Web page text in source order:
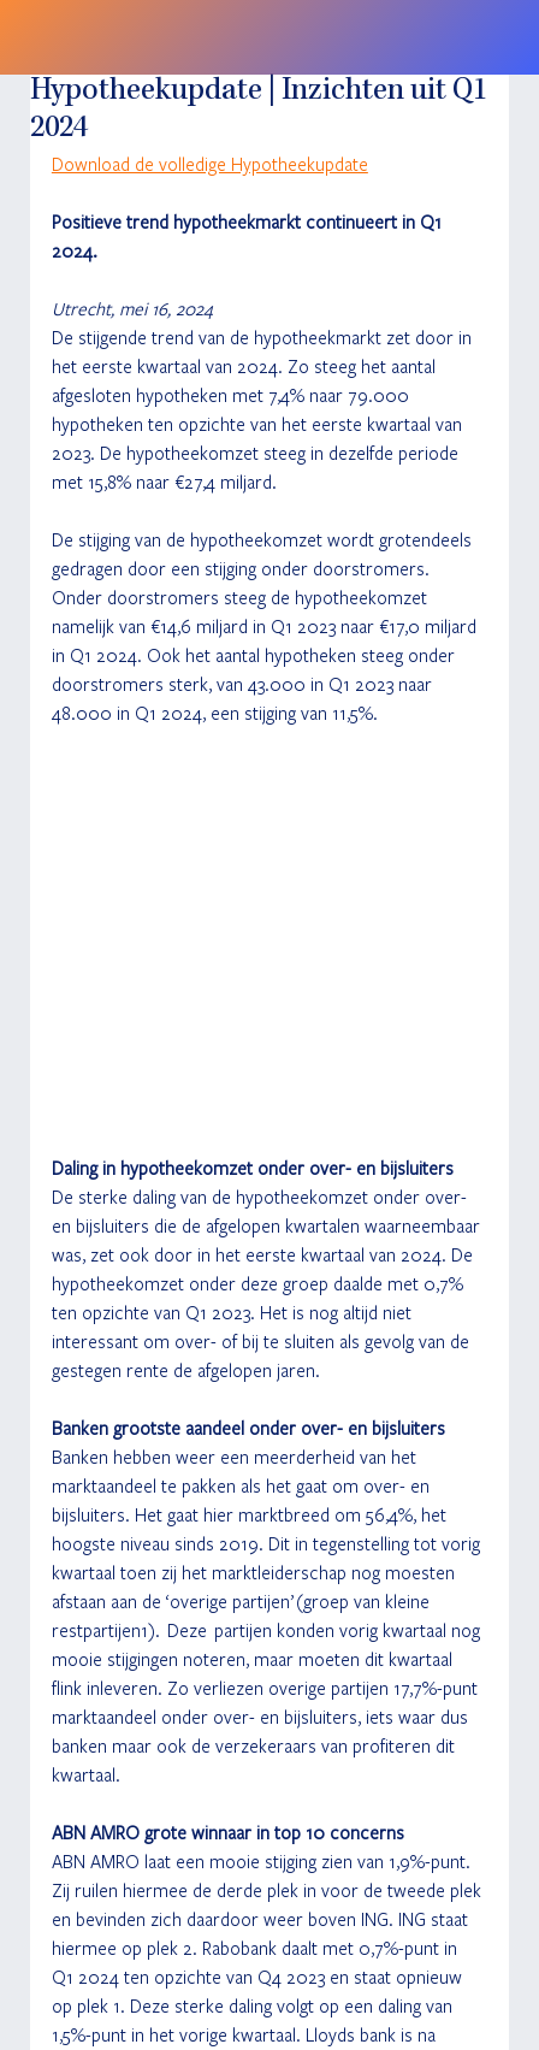
Hypotheekupdate | Inzichten uit Q1
2024
Download de volledige Hypotheekupdate
Positieve trend hypotheekmarkt continueert in Q1
2024.
Utrecht, mei 16, 2024
De stijgende trend van de hypotheekmarkt zet door in
het eerste kwartaal van 2024. Zo steeg het aantal
afgesloten hypotheken met 7,4% naar 79.000
hypotheken ten opzichte van het eerste kwartaal van
2023. De hypotheekomzet steeg in dezelfde periode
met 15,8% naar €27,4 miljard.
De stijging van de hypotheekomzet wordt grotendeels
gedragen door een stijging onder doorstromers.
Onder doorstromers steeg de hypotheekomzet
namelijk van €14,6 miljard in Q1 2023 naar €17,0 miljard
in Q1 2024. Ook het aantal hypotheken steeg onder
doorstromers sterk, van 43.000 in Q1 2023 naar
48.000 in Q1 2024, een stijging van 11,5%.
Daling in hypotheekomzet onder over- en bijsluiters
De sterke daling van de hypotheekomzet onder over-
en bijsluiters die de afgelopen kwartalen waarneembaar
was, zet ook door in het eerste kwartaal van 2024. De
hypotheekomzet onder deze groep daalde met 0,7%
ten opzichte van Q1 2023. Het is nog altijd niet
interessant om over- of bij te sluiten als gevolg van de
gestegen rente de afgelopen jaren.
Banken grootste aandeel onder over- en bijsluiters
Banken hebben weer een meerderheid van het
marktaandeel te pakken als het gaat om over- en
bijsluiters. Het gaat hier marktbreed om 56,4%, het
hoogste niveau sinds 2019. Dit in tegenstelling tot vorig
kwartaal toen zij het marktleiderschap nog moesten
afstaan aan de ‘overige partijen’ (groep van kleine
restpartijen1).  Deze  partijen konden vorig kwartaal nog
mooie stijgingen noteren, maar moeten dit kwartaal
flink inleveren. Zo verliezen overige partijen 17,7%-punt
marktaandeel onder over- en bijsluiters, iets waar dus
banken maar ook de verzekeraars van profiteren dit
kwartaal.
ABN AMRO grote winnaar in top 10 concerns
ABN AMRO laat een mooie stijging zien van 1,9%-punt.
Zij ruilen hiermee de derde plek in voor de tweede plek
en bevinden zich daardoor weer boven ING. ING staat
hiermee op plek 2. Rabobank daalt met 0,7%-punt in
Q1 2024 ten opzichte van Q4 2023 en staat opnieuw
op plek 1. Deze sterke daling volgt op een daling van
1,5%-punt in het vorige kwartaal. Lloyds bank is na